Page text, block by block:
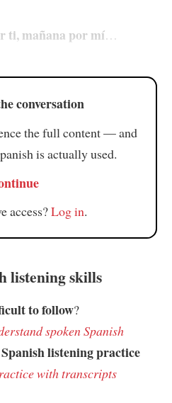
ti, mañana por mí…
conversation
the full content — and
is actually used.
access?Log in.
listening skills
to follow?
spoken Spanish
listening practice
with transcripts